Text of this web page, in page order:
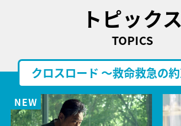
トピックス
TOPICS
クロスロード ～救命救急の